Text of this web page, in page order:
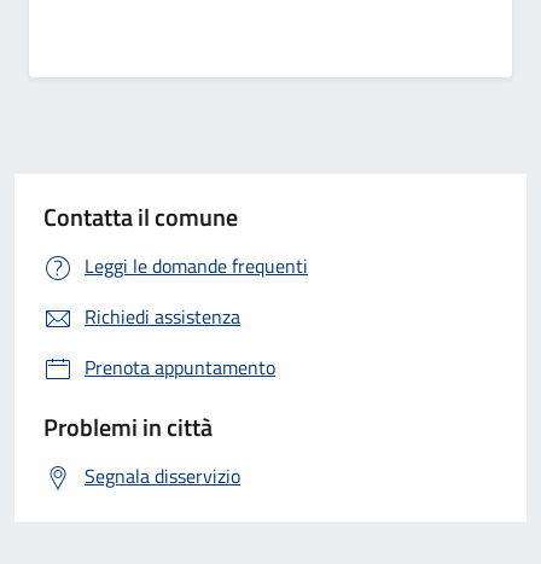
Contatta il comune
Leggi le domande frequenti
Richiedi assistenza
Prenota appuntamento
Problemi in città
Segnala disservizio